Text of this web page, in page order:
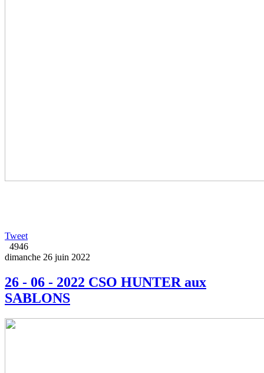
Tweet
4946
dimanche 26 juin 2022
26 - 06 - 2022 CSO HUNTER aux
SABLONS